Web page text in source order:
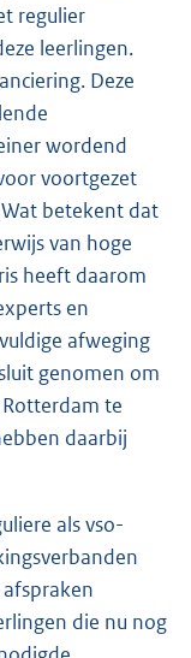
regulier
leerlingen.
Deze
wordend
voortgezet
Wat betekent dat
van hoge
heeft daarom
en
afweging
genomen om
te
daarbij
als vso-
die nu nog